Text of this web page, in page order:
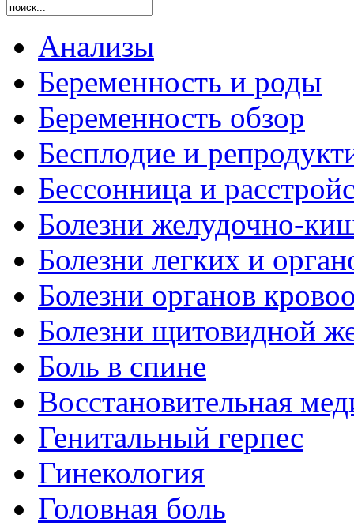
Анализы
Беременность и роды
Беременность обзор
Бесплодие и
Бессонница и
Болезни желудочно-
Болезни легких и
Болезни органов
Болезни щитовидной
Боль в спине
Восстановительная
Генитальный герпес
Гинекология
Головная боль